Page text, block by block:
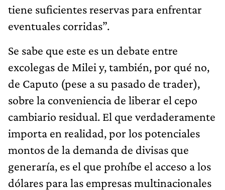
tiene suficientes reservas para enfrentar
eventuales corridas”.
Se sabe que este es un debate entre
excolegas de Milei y, también, por qué no,
de Caputo (pese a su pasado de trader),
sobre la conveniencia de liberar el cepo
cambiario residual. El que verdaderamente
importa en realidad, por los potenciales
montos de la demanda de divisas que
generaría, es el que prohíbe el acceso a los
dólares para las empresas multinacionales